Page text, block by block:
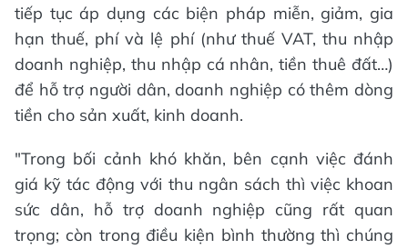
tiếp tục áp dụng các biện pháp miễn, giảm, gia
hạn thuế, phí và lệ phí (như thuế VAT, thu nhập
doanh nghiệp, thu nhập cá nhân, tiền thuê đất…)
để hỗ trợ người dân, doanh nghiệp có thêm dòng
tiền cho sản xuất, kinh doanh.
"Trong bối cảnh khó khăn, bên cạnh việc đánh
giá kỹ tác động với thu ngân sách thì việc khoan
sức dân, hỗ trợ doanh nghiệp cũng rất quan
trọng; còn trong điều kiện bình thường thì chúng